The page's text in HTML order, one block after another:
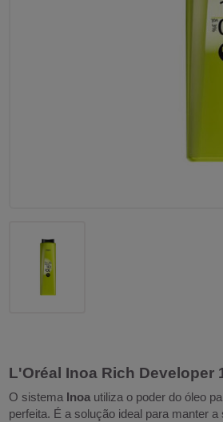
L'Oréal Inoa Rich Developer
O sistema Inoa utiliza o poder do óleo
perfeita. É a solução ideal para manter